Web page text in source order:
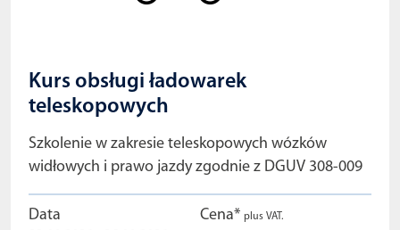
Kurs obsługi ładowarek
teleskopowych
Szkolenie w zakresie teleskopowych wózków
widłowych i prawo jazdy zgodnie z DGUV 308-009
Data Cena* plus VAT.